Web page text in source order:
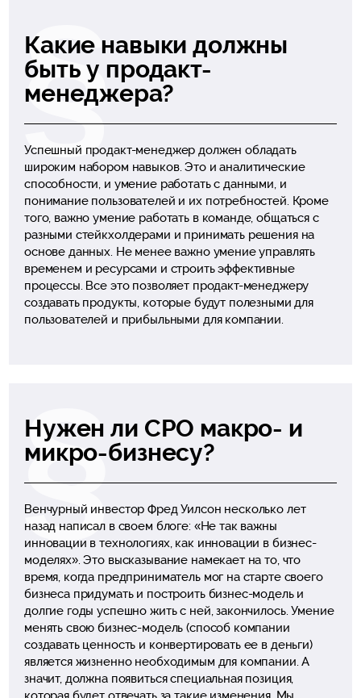
Какие навыки должны
быть у продакт-
менеджера?
Успешный продакт-менеджер должен обладать
широким набором навыков. Это и аналитические
способности, и умение работать с данными, и
понимание пользователей и их потребностей. Кроме
того, важно умение работать в команде, общаться с
разными стейкхолдерами и принимать решения на
основе данных. Не менее важно умение управлять
временем и ресурсами и строить эффективные
процессы. Все это позволяет продакт-менеджеру
создавать продукты, которые будут полезными для
пользователей и прибыльными для компании.
Нужен ли CPO макро- и
микро-бизнесу?
Венчурный инвестор Фред Уилсон несколько лет
назад написал в своем блоге: «Не так важны
инновации в технологиях, как инновации в бизнес-
моделях». Это высказывание намекает на то, что
время, когда предприниматель мог на старте своего
бизнеса придумать и построить бизнес-модель и
долгие годы успешно жить с ней, закончилось. Умение
менять свою бизнес-модель (способ компании
создавать ценность и конвертировать ее в деньги)
является жизненно необходимым для компании. А
значит, должна появиться специальная позиция,